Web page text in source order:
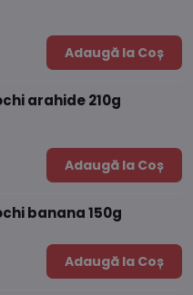
Adaugă la Coș
arahide 210g
Adaugă la Coș
banana 150g
Adaugă la Coș